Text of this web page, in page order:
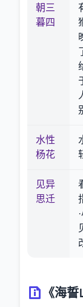
朝三
暮四
水性
杨花
见异
思迁
《海